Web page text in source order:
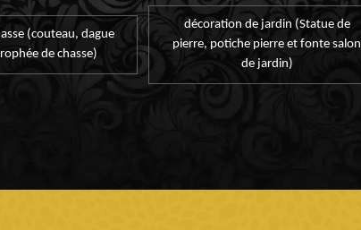
(couteau, dague
de chasse)
décoration de jardin (Statue de
pierre, potiche pierre et fonte salon
de jardin)